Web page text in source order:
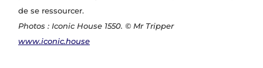
de se ressourcer.
Photos : Iconic House 1550. © Mr Tripper
www.iconic.house